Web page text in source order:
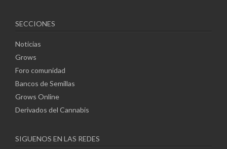
SECCIONES
Noticias
Grows
Foro comunidad
Bancos de Semillas
Grows Online
Derivados del Cannabis
SIGUENOS EN LAS REDES